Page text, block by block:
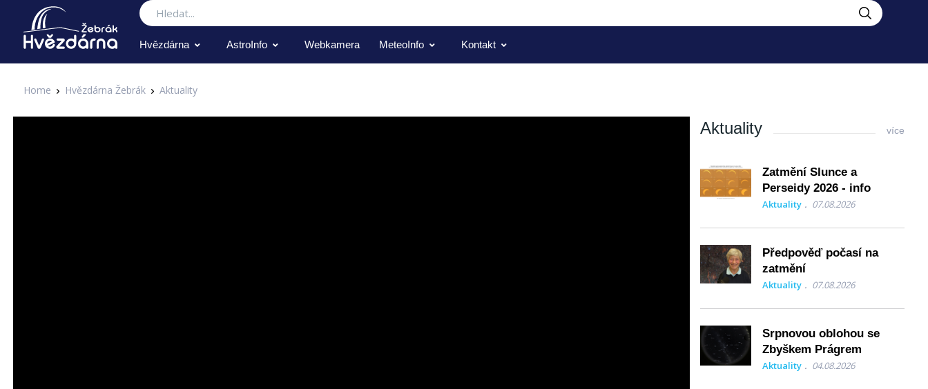
Hledat
Hvězdárna AstroInfo Webkamera MeteoInfo Kontakt
Home Hvězdárna Žebrák Aktuality
Aktuality více
Zatmění Slunce a
Perseidy 2026 - info
Aktuality 07.08.2026
Předpověď počasí na
zatmění
Aktuality 07.08.2026
Srpnovou oblohou se
Zbyškem Prágrem
Aktuality 04.08.2026